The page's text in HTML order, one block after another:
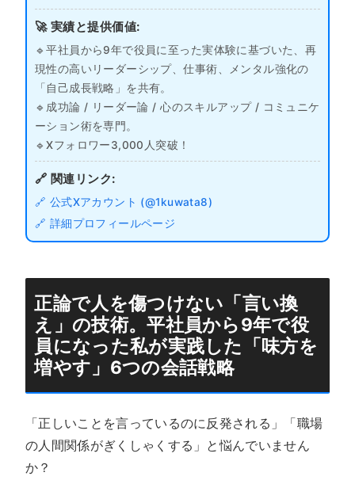
🚀 実績と提供価値:
🔹平社員から9年で役員に至った実体験に基づいた、再
現性の高いリーダーシップ、仕事術、メンタル強化の
「自己成長戦略」を共有。
🔹成功論 / リーダー論 / 心のスキルアップ / コミュニケ
ーション術を専門。
🔹Xフォロワー3,000人突破！
🔗 関連リンク:
🔗 公式Xアカウント (@1kuwata8)
🔗 詳細プロフィールページ
正論で人を傷つけない「言い換
え」の技術。平社員から9年で役
員になった私が実践した「味方を
増やす 」6つの会話戦略
「正しいことを言っているのに反発される」「職場
の人間関係がぎくしゃくする」と悩んでいません
か？